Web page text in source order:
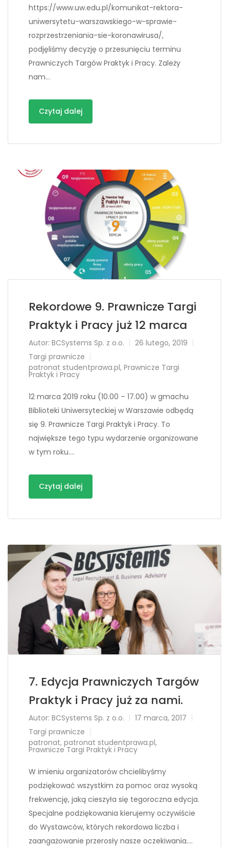
https://www.uw.edu.pl/komunikat-rektora-
uniwersytetu-warszawskiego-w-sprawie-
rozprzestrzeniania-sie-koronawirusa/,
podjęliśmy decyzję o przesunięciu terminu
Prawniczych Targów Praktyk i Pracy. Zależy
nam…
Czytaj dalej
Rekordowe 9. Prawnicze Targi
Praktyk i Pracy już 12 marca
Autor: BCSystems Sp. z o.o.
26 lutego, 2019
Targi prawnicze
patronat studentprawa.pl, Prawnicze Targi
Praktyk i Pracy
12 marca 2019 roku (10.00 – 17.00) w gmachu
Biblioteki Uniwersyteckiej w Warszawie odbędą
się 9. Prawnicze Targi Praktyk i Pracy. To
największe tego typu wydarzenie organizowane
w tym roku….
Czytaj dalej
7. Edycja Prawniczych Targów
Praktyk i Pracy już za nami.
Autor: BCSystems Sp. z o.o.
17 marca, 2017
Targi prawnicze
patronat, patronat studentprawa.pl,
Prawnicze Targi Praktyk i Pracy
W imieniu organizatorów chcielibyśmy
podziękować wszystkim za pomoc oraz wysoką
frekwencję, jaką cieszyła się tegoroczna edycja.
Specjalne podziękowania kierujemy oczywiście
do Wystawców, których rekordowa liczba i
zaangażowanie przerosły nasze oczekiwania….